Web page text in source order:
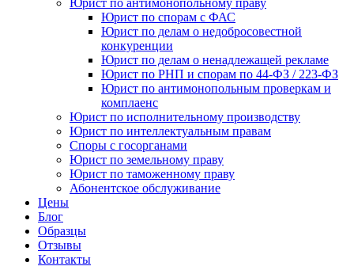
Юрист по антимонопольному праву
Юрист по спорам с ФАС
Юрист по делам о недобросовестной
конкуренции
Юрист по делам о ненадлежащей рекламе
Юрист по РНП и спорам по 44-ФЗ / 223-ФЗ
Юрист по антимонопольным проверкам и
комплаенс
Юрист по исполнительному производству
Юрист по интеллектуальным правам
Споры с госорганами
Юрист по земельному праву
Юрист по таможенному праву
Абонентское обслуживание
Цены
Блог
Образцы
Отзывы
Контакты